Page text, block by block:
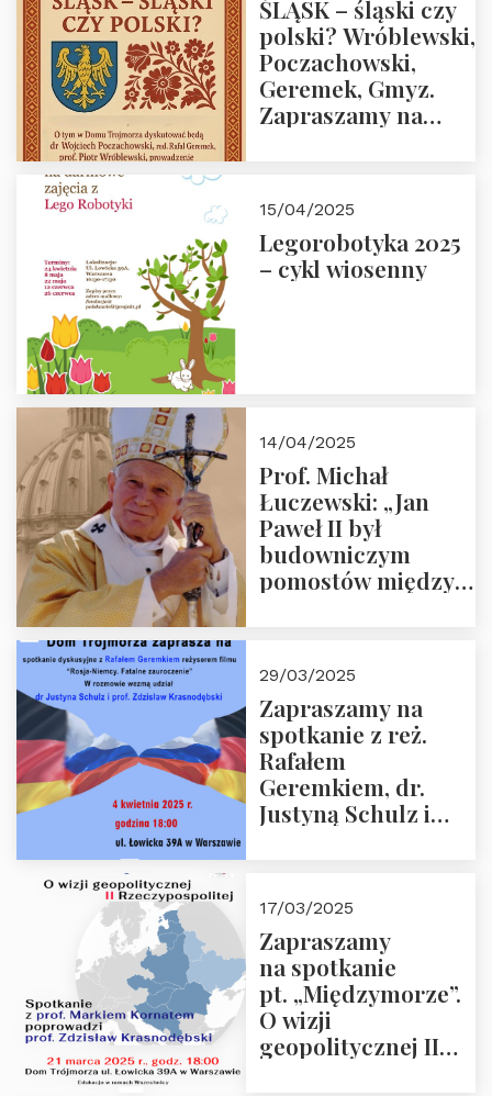
ŚLĄSK – śląski czy
polski? Wróblewski,
Poczachowski,
Geremek, Gmyz.
Zapraszamy na
Trójmorza.
15/04/2025
Legorobotyka 2025
– cykl wiosenny
14/04/2025
Prof. Michał
Łuczewski: „Jan
Paweł II był
budowniczym
pomostów między
29/03/2025
Zapraszamy na
spotkanie z reż.
Rafałem
Geremkiem, dr.
Justyną Schulz i
“Rosja-Niemcy…”
17/03/2025
Zapraszamy
na spotkanie
pt. „Międzymorze”.
O wizji
geopolitycznej II